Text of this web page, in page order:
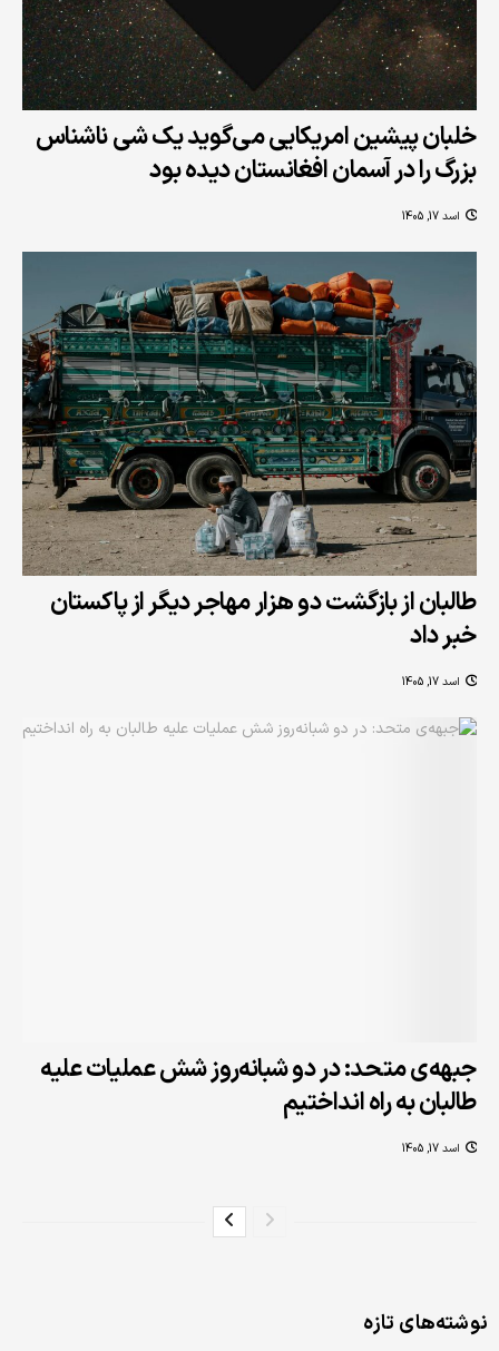
خلبان پیشین امریکایی می‌گوید یک شی ناشناس
بزرگ را در آسمان افغانستان دیده بود
اسد 17, 1405
طالبان از بازگشت دو هزار مهاجر دیگر از پاکستان
خبر داد
اسد 17, 1405
جبهه‌ی متحد: در دو شبانه‌روز شش عملیات علیه
طالبان به راه انداختیم
اسد 17, 1405
نوشته‌های تازه